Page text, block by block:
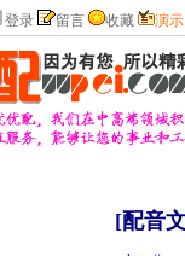
登录 留言 收藏 演示
[配音